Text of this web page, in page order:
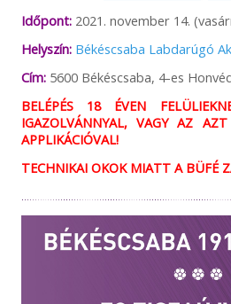
Időpont:2021. november 14.
Helyszín: Békéscsaba Labdarúgó
Cím:5600 Békéscsaba, 4-es
BELÉPÉS 18 ÉVEN
IGAZOLVÁNNYAL, VAGY AZ
APPLIKÁCIÓVAL!
TECHNIKAI OKOK MIATT A BÜFÉ